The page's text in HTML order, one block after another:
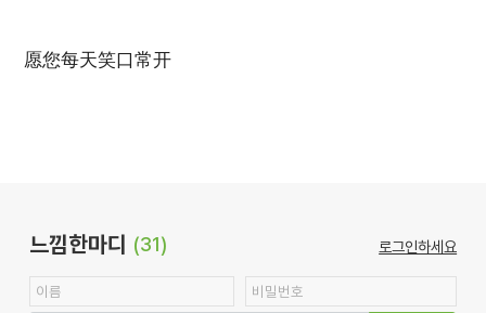
愿您每天笑口常开
느낌한마디 (31) 로그인하세요